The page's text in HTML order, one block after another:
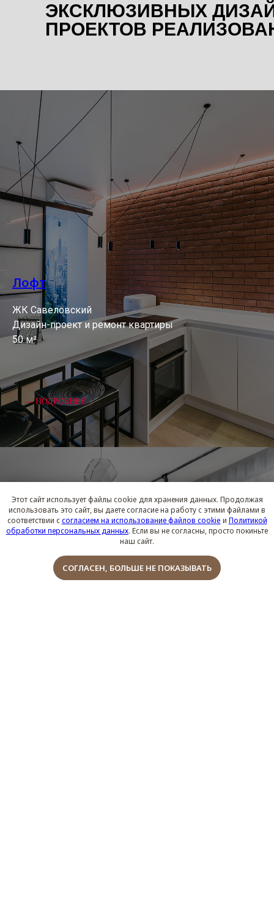
Этот сайт использует файлы cookie для хранения данных. Продолжая
использовать это сайт, вы даете согласие на работу с этими файлами в
соответствии ссогласием на использование файлов cookie и Политикой
обработки персональных данных. Если вы не согласны, просто покиньте
наш сайт.
СОГЛАСЕН, БОЛЬШЕ НЕ ПОКАЗЫВАТЬ
ЭКСКЛЮЗИВНЫХ
ПРОЕКТОВ
Лофт
ЖК Савеловский
Дизайн-проект и ремонт квартиры
50 м²
― ПОДРОБНЕЕ
Обсудить проект